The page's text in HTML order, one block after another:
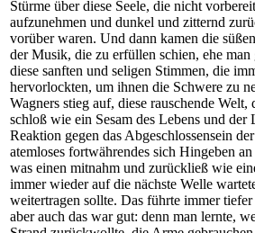
Stürme über diese Seele, die nicht
aufzunehmen und dunkel und zitternd
vorüber waren. Und dann kamen die
der Musik, die zu erfüllen schien, ehe man
diese sanften und seligen Stimmen, die
hervorlockten, um ihnen die Schwere zu
Wagners stieg auf, diese rauschende Welt,
schloß wie ein Sesam des Lebens und der
Reaktion gegen das Abgeschlossensein
atemloses fortwährendes sich Hingeben
was einen mitnahm und zurückließ wie
immer wieder auf die nächste Welle
weitertragen sollte. Das führte immer
aber auch das war gut: denn man lernte,